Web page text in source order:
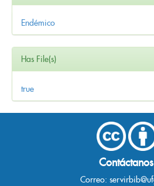
Endémico
Has File(s)
true
Correo: